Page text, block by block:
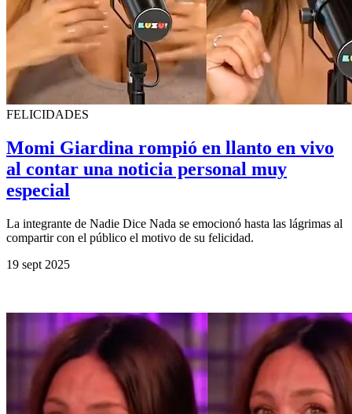
FELICIDADES
Momi Giardina rompió en llanto en vivo
al contar una noticia personal muy
especial
La integrante de Nadie Dice Nada se emocionó hasta las lágrimas al
compartir con el público el motivo de su felicidad.
19 sept 2025